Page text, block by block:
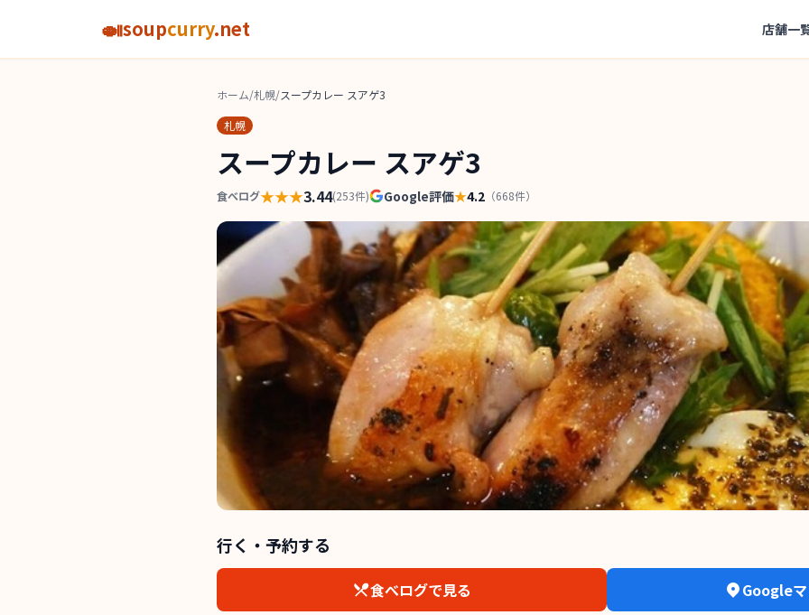
🍛soupcurry.net 店舗一
ホーム/札幌/スープカレー スアゲ3
札幌
スープカレー スアゲ3
食べログ★★★3.44(253件) Google評価★4.2 （668件）
行く・予約する
食べログで見る
Google